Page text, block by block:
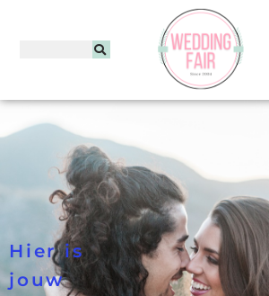
Hier is
jouw